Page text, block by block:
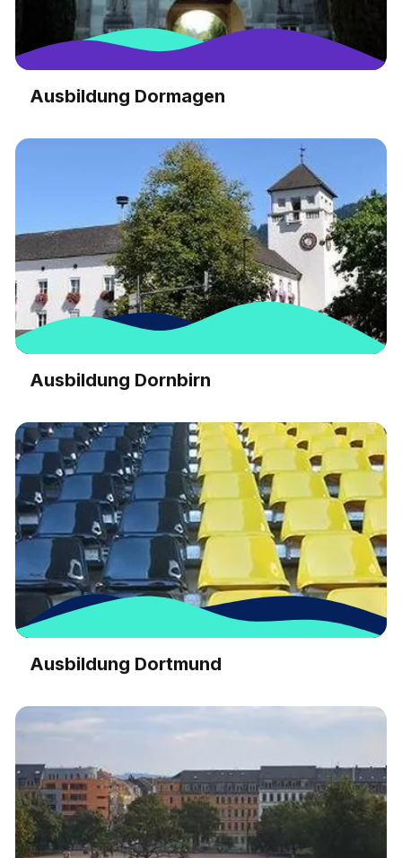
Ausbildung Dormagen
Ausbildung Dornbirn
Ausbildung Dortmund